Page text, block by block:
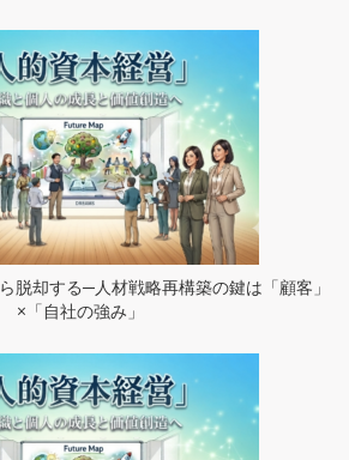
脱却する─人材戦略再構築の鍵は「顧客」
×「自社の強み」